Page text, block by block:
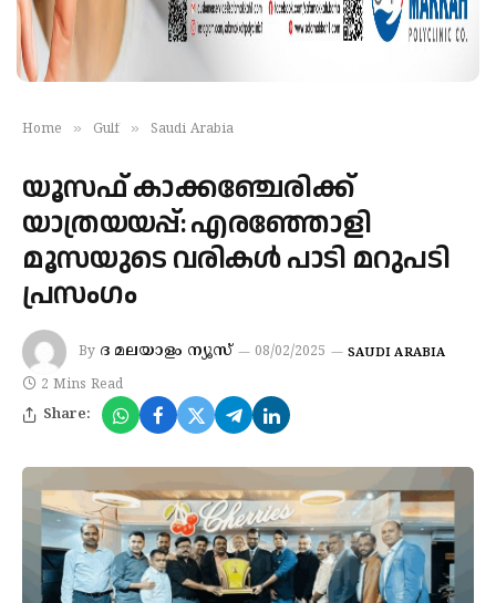
Home » Gulf » Saudi Arabia
യൂസഫ് കാക്കഞ്ചേരിക്ക്
യാത്രയയപ്പ്: എരഞ്ഞോളി
മൂസയുടെ വരികൾ പാടി മറുപടി
പ്രസംഗം
By ദ മലയാളം ന്യൂസ് 08/02/2025 SAUDI ARABIA
2 Mins Read
Share: